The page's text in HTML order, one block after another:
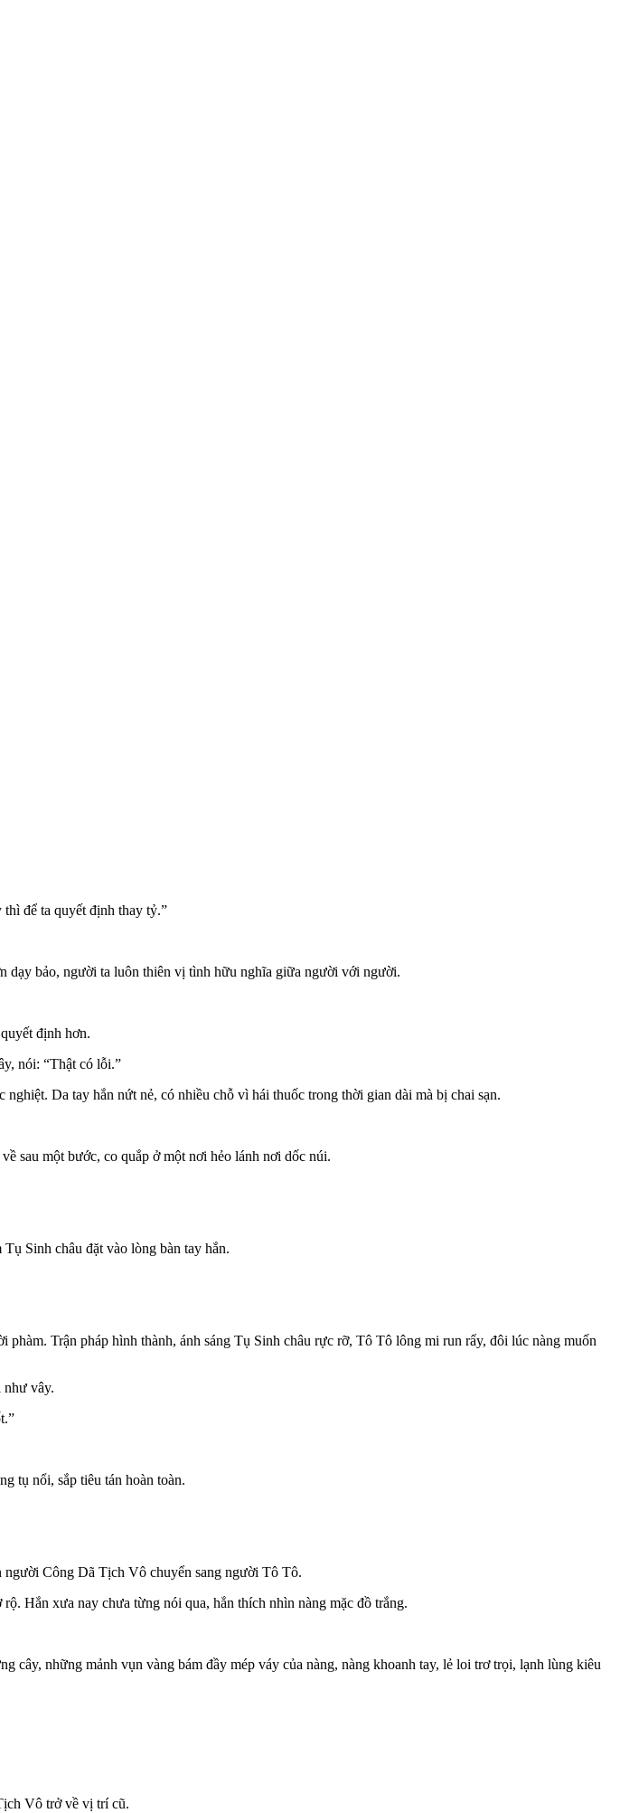
để ta quyết định thay tỷ.”
dạy bảo, người ta luôn thiên vị tình hữu nghĩa giữa người với người.
định hơn.
nói: “Thật có lỗi.”
Da tay hắn nứt nẻ, có nhiều chỗ vì hái thuốc trong thời gian dài mà bị chai sạn.
sau một bước, co quắp ở một nơi hẻo lánh nơi dốc núi.
Sinh châu đặt vào lòng bàn tay hắn.
Trận pháp hình thành, ánh sáng Tụ Sinh châu rực rỡ, Tô Tô lông mi run rẩy, đôi lúc nàng muốn
như vây.
tụ nổi, sắp tiêu tán hoàn toàn.
Công Dã Tịch Vô chuyển sang người Tô Tô.
Hắn xưa nay chưa từng nói qua, hắn thích nhìn nàng mặc đồ trắng.
những mảnh vụn vàng bám đầy mép váy của nàng, nàng khoanh tay, lẻ loi trơ trọi, lạnh lùng kiêu
Vô trở về vị trí cũ.